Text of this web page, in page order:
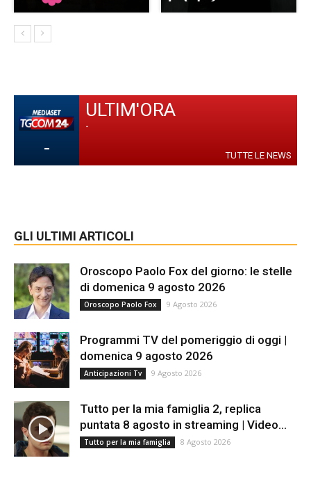
-
ULTIM'ORA
-
TUTTE LE NEWS
GLI ULTIMI ARTICOLI
Oroscopo Paolo Fox del giorno: le stelle
di domenica 9 agosto 2026
Oroscopo Paolo Fox 9 Agosto 2026
Programmi TV del pomeriggio di oggi |
domenica 9 agosto 2026
Anticipazioni Tv 9 Agosto 2026
Tutto per la mia famiglia 2, replica
puntata 8 agosto in streaming | Video...
Tutto per la mia famiglia 8 Agosto 2026